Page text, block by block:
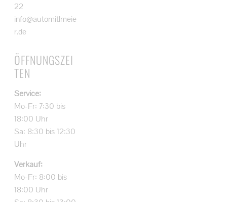
22
info@automitlmeie
r.de
ÖFFNUNGSZEI
TEN
Service:
Mo-Fr: 7:30 bis
18:00 Uhr
Sa: 8:30 bis 12:30
Uhr
Verkauf:
Mo-Fr: 8:00 bis
18:00 Uhr